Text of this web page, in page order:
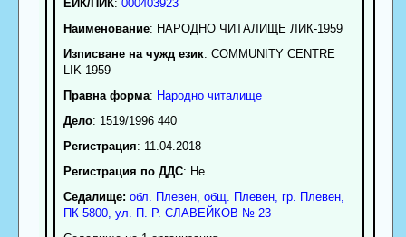
ЕИК/ПИК: 000403923
Наименование: НАРОДНО ЧИТАЛИЩЕ ЛИК-1959
Изписване на чужд език: COMMUNITY CENTRE
LIK-1959
Правна форма: Народно читалище
Дело: 1519/1996 440
Регистрация: 11.04.2018
Регистрация по ДДС: Нe
Седалище: обл. Плевен, общ. Плевен, гр. Плевен,
ПК 5800, ул. П. Р. СЛАВЕЙКОВ № 23